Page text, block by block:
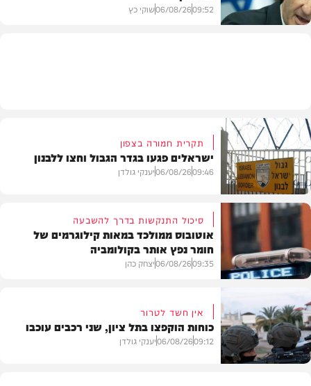
09:52
06/08/26שוקי כץ
חדשות
תקרית חמורה בצפון
ישראלים פגעו בגדר הגבול וחצו ללבנון
09:46
06/08/26יענקי גולדן
חדשות
סיכול התנקשות בדרך להשבעה
אוטובוס ממולכד במאות קילוגרמים של
חומר נפץ אותר בקולומביה
09:35
06/08/26יצחק כהן
אין חשד לטרור
כוחות הוקפצו בתל ציון, שני רכבים עוכבו
09:12
06/08/26יענקי גולדן